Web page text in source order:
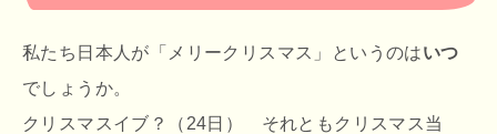
私たち日本人が「メリークリスマス」というのはいつ
でしょうか。
クリスマスイブ？（24日） それともクリスマス当